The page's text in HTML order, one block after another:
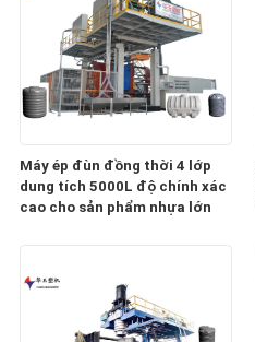
Máy ép đùn đồng thời 4 lớp
dung tích 5000L độ chính xác
cao cho sản phẩm nhựa lớn